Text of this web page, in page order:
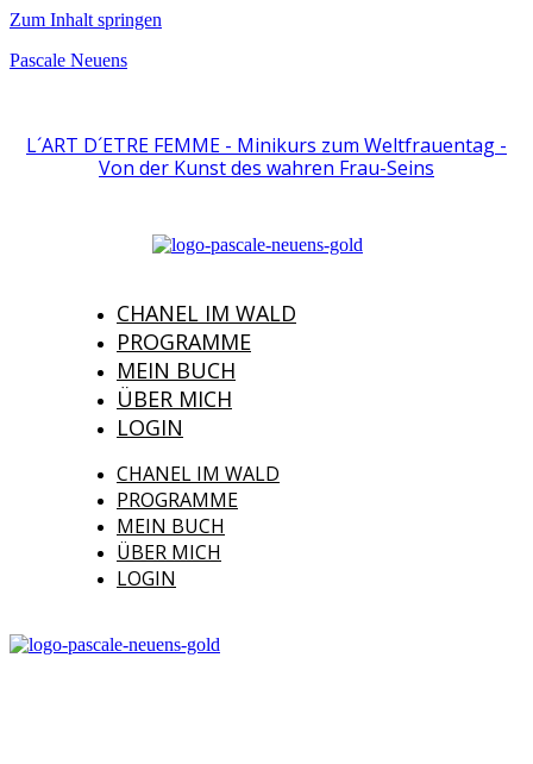
Zum Inhalt springen
Pascale Neuens
L´ART D´ETRE FEMME - Minikurs zum Weltfrauentag -
Von der Kunst des wahren Frau-Seins
CHANEL IM WALD
PROGRAMME
MEIN BUCH
ÜBER MICH
LOGIN
CHANEL IM WALD
PROGRAMME
MEIN BUCH
ÜBER MICH
LOGIN